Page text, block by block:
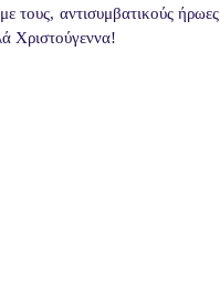
τους, αντισυμβατικούς ήρωες
Χριστούγεννα!